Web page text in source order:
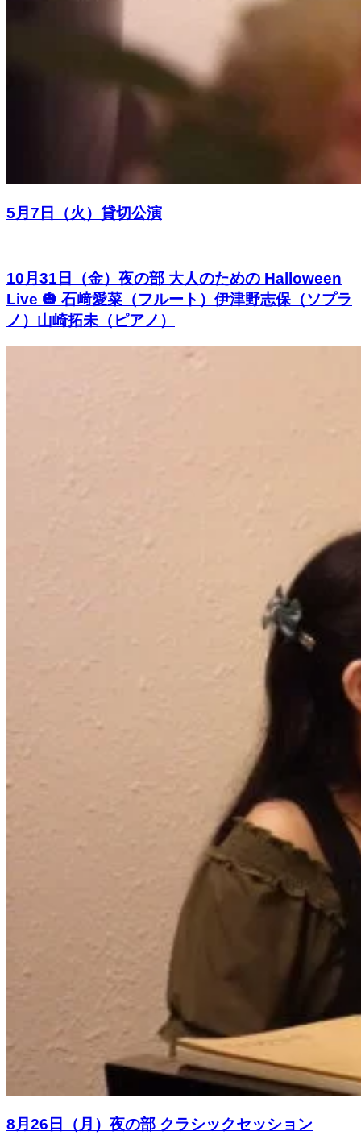
5月7日（火）貸切公演
10月31日（金）夜の部 大人のための Halloween
Live 🎃 石﨑愛菜（フルート）伊津野志保（ソプラ
ノ）山崎拓未（ピアノ）
8月26日（月）夜の部 クラシックセッション